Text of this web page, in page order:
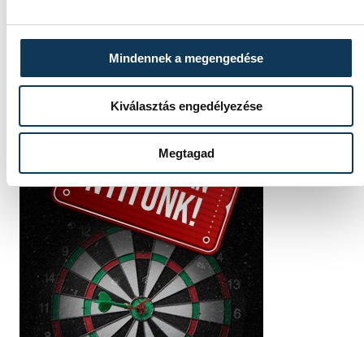
Mindennek a megengedése
Kiválasztás engedélyezése
Megtagad